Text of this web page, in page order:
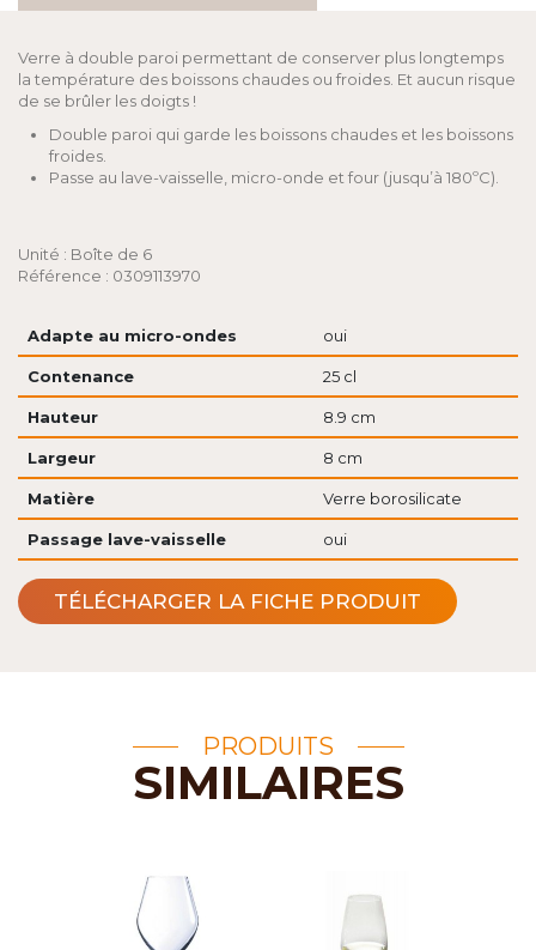
Verre à double paroi permettant de conserver plus longtemps
la température des boissons chaudes ou froides. Et aucun risque
de se brûler les doigts !
Double paroi qui garde les boissons chaudes et les boissons
froides.
Passe au lave-vaisselle, micro-onde et four (jusqu’à 180ºC).
Unité : Boîte de 6
Référence : 0309113970
Adapte au micro-ondes oui
Contenance 25 cl
Hauteur 8.9 cm
Largeur 8 cm
Matière Verre borosilicate
Passage lave-vaisselle oui
TÉLÉCHARGER LA FICHE PRODUIT
PRODUITS
SIMILAIRES